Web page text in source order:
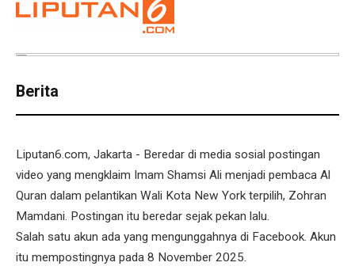
Berita
Liputan6.com, Jakarta - Beredar di media sosial postingan
video yang mengklaim Imam Shamsi Ali menjadi pembaca Al
Quran dalam pelantikan Wali Kota New York terpilih, Zohran
Mamdani. Postingan itu beredar sejak pekan lalu.
Salah satu akun ada yang mengunggahnya di Facebook. Akun
itu mempostingnya pada 8 November 2025.